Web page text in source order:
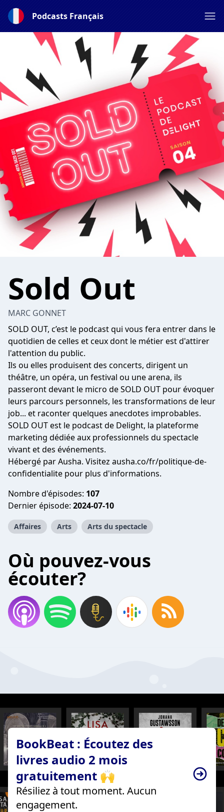
Podcasts Français
Sold Out
MARC GONNET
SOLD OUT, c’est le podcast qui vous fera entrer dans le
quotidien de celles et ceux dont le métier est d'attirer
l'attention du public.
Ils ou elles produisent des concerts, dirigent un
théâtre, un opéra, un festival ou une arena, ils
passeront devant le micro de SOLD OUT pour évoquer
leurs parcours personnels, les transformations de leur
job... et raconter quelques anecdotes improbables.
SOLD OUT est le podcast de Delight, la plateforme
marketing dédiée aux professionnels du spectacle
vivant et des événements.
Hébergé par Ausha. Visitez ausha.co/fr/politique-de-
confidentialite pour plus d'informations.
Nombre d'épisodes: 107
Dernier épisode: 2024-07-10
Affaires Arts Arts du spectacle
Où pouvez-vous
écouter?
BookBeat : Écoutez des
livres audio 2 mois
gratuitement 🙌
Résiliez à tout moment. Aucun
engagement.